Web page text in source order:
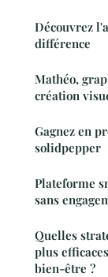
Découvrez
différence
Mathéo,
création
Gagnez en
solidpepper
Plateforme
sans
Quelles
plus
bien-être ?